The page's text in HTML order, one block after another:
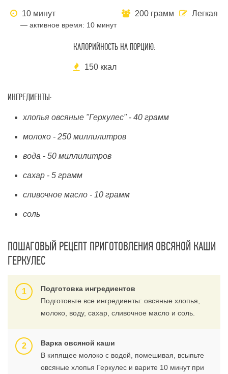
10 минут
— активное время: 10 минут
200 грамм Легкая
КАЛОРИЙНОСТЬ НА ПОРЦИЮ:
150 ккал
ИНГРЕДИЕНТЫ:
хлопья овсяные "Геркулес" - 40 грамм
молоко - 250 миллилитров
вода - 50 миллилитров
сахар - 5 грамм
сливочное масло - 10 грамм
соль
ПОШАГОВЫЙ РЕЦЕПТ ПРИГОТОВЛЕНИЯ ОВСЯНОЙ КАШИ
ГЕРКУЛЕС
Подготовка ингредиентов
Подготовьте все ингредиенты: овсяные хлопья,
молоко, воду, сахар, сливочное масло и соль.
Варка овсяной каши
В кипящее молоко с водой, помешивая, всыпьте
овсяные хлопья Геркулес и варите 10 минут при